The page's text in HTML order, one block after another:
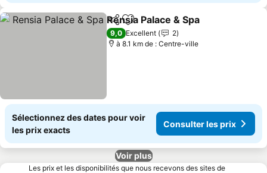
PartagerAjouter à mes favoris
Rensia Palace & Spa
9,0 Excellent
2
à 8.1 km de : Centre-ville
Sélectionnez des dates pour voir
les prix exacts
Consulter les prix
Voir plus
Les prix et les disponibilités que nous recevons des sites de